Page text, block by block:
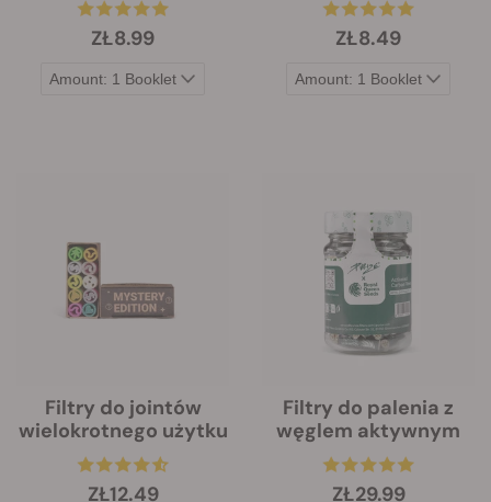
ZŁ8.99 ZŁ8.49
Filtry do jointów
wielokrotnego użytku
ZŁ12.49
Filtry do palenia z
węglem aktywnym
ZŁ29.99